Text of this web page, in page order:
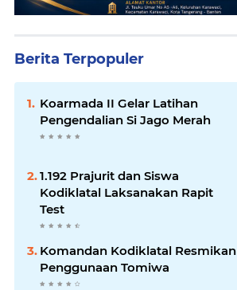
Berita Terpopuler
Koarmada II Gelar Latihan
Pengendalian Si Jago Merah
1.192 Prajurit dan Siswa
Kodiklatal Laksanakan Rapit
Test
Komandan Kodiklatal Resmikan
Penggunaan Tomiwa